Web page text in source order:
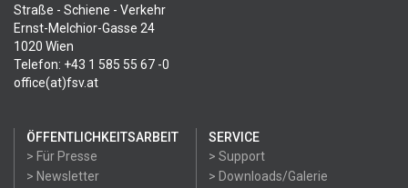
Straße - Schiene - Verkehr
Ernst-Melchior-Gasse 24
1020 Wien
Telefon: +43 1 585 55 67 -0
office(at)fsv.at
ÖFFENTLICHKEITSARBEIT
> Für Presse
> Newsletter
SERVICE
> Support
> Downloads/Galerie